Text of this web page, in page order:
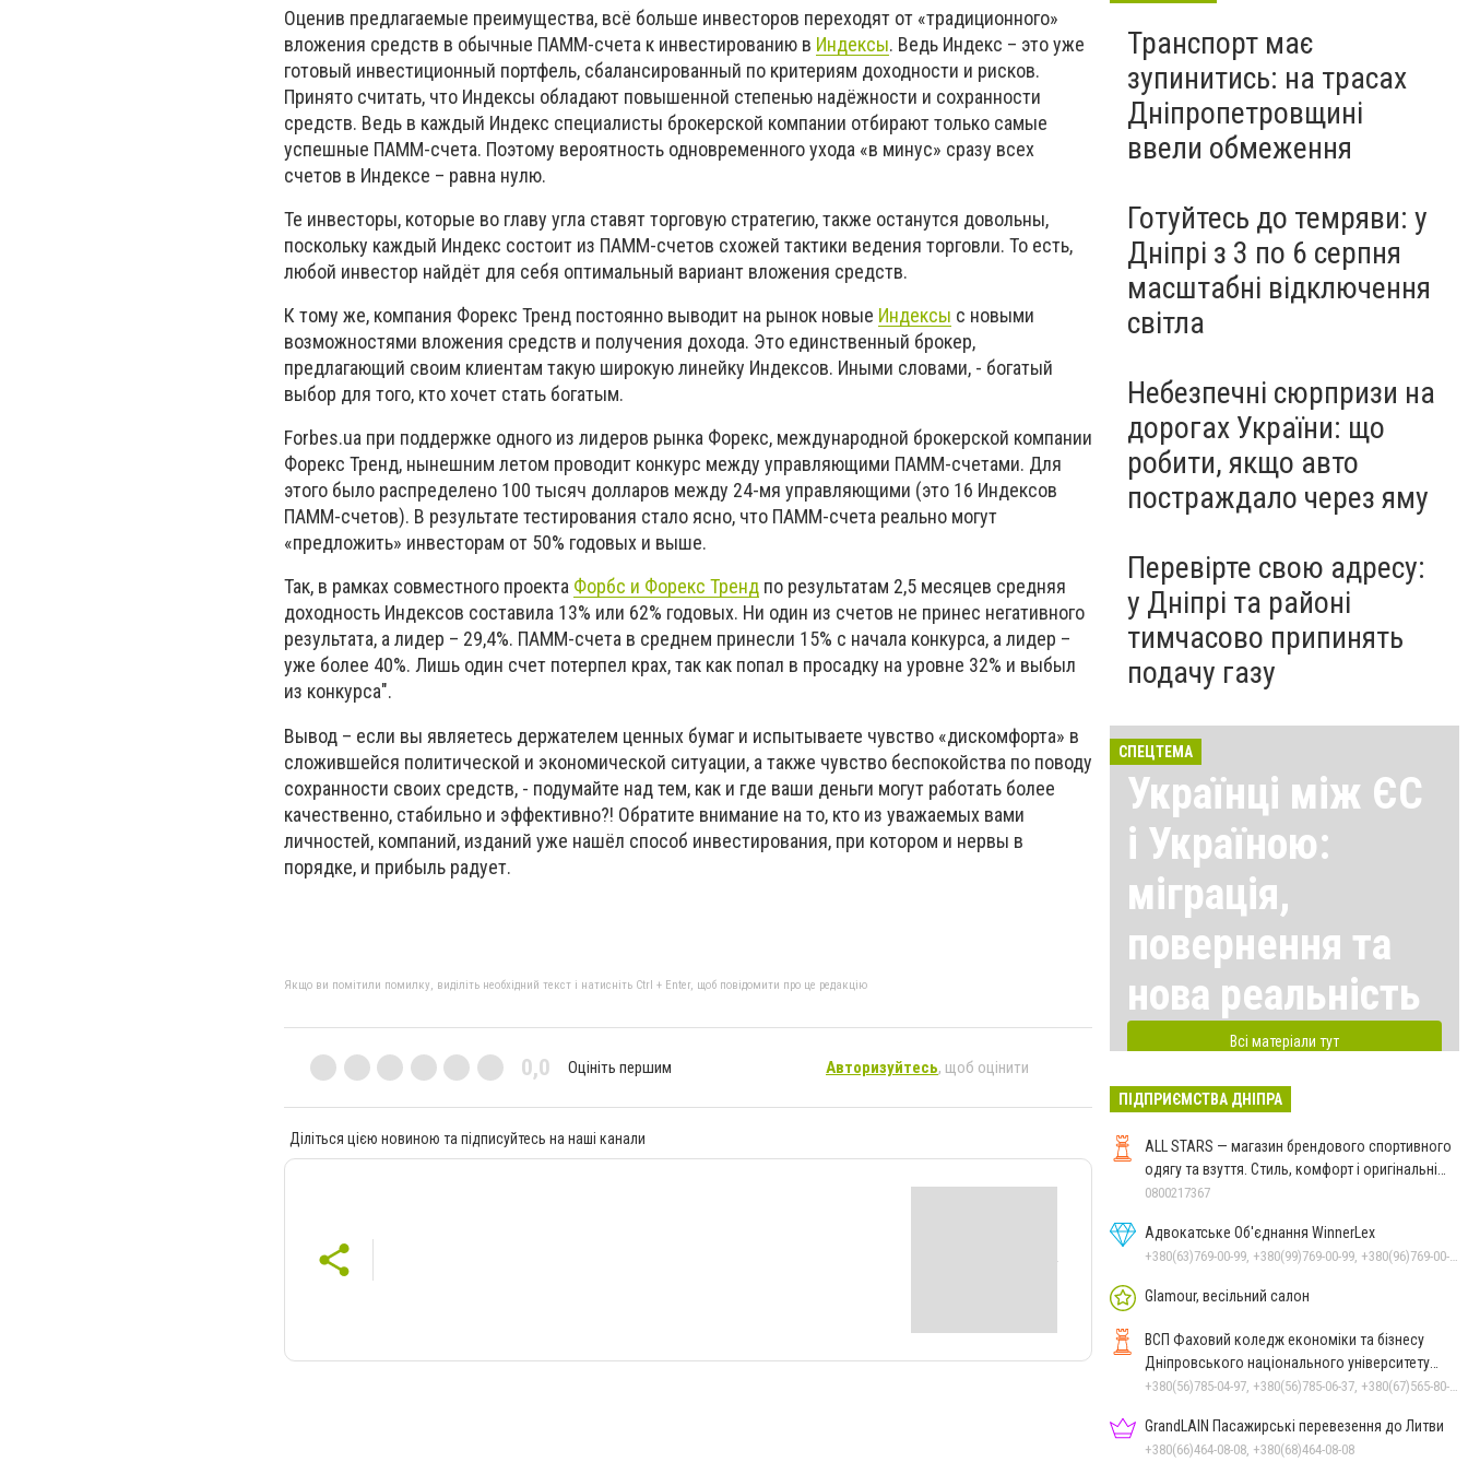
Оценив предлагаемые преимущества, всё больше инвесторов переходят от «традиционного»
вложения средств в обычные ПАММ-счета к инвестированию в Индексы. Ведь Индекс – это уже
готовый инвестиционный портфель, сбалансированный по критериям доходности и рисков.
Принято считать, что Индексы обладают повышенной степенью надёжности и сохранности
средств. Ведь в каждый Индекс специалисты брокерской компании отбирают только самые
успешные ПАММ-счета. Поэтому вероятность одновременного ухода «в минус» сразу всех
счетов в Индексе – равна нулю.
Те инвесторы, которые во главу угла ставят торговую стратегию, также останутся довольны,
поскольку каждый Индекс состоит из ПАММ-счетов схожей тактики ведения торговли. То есть,
любой инвестор найдёт для себя оптимальный вариант вложения средств.
К тому же, компания Форекс Тренд постоянно выводит на рынок новые Индексы с новыми
возможностями вложения средств и получения дохода. Это единственный брокер,
предлагающий своим клиентам такую широкую линейку Индексов. Иными словами, - богатый
выбор для того, кто хочет стать богатым.
Forbes.ua при поддержке одного из лидеров рынка Форекс, международной брокерской компании
Форекс Тренд, нынешним летом проводит конкурс между управляющими ПАММ-счетами. Для
этого было распределено 100 тысяч долларов между 24-мя управляющими (это 16 Индексов
ПАММ-счетов). В результате тестирования стало ясно, что ПАММ-счета реально могут
«предложить» инвесторам от 50% годовых и выше.
Так, в рамках совместного проекта Форбс и Форекс Тренд по результатам 2,5 месяцев средняя
доходность Индексов составила 13% или 62% годовых. Ни один из счетов не принес негативного
результата, а лидер – 29,4%. ПАММ-счета в среднем принесли 15% с начала конкурса, а лидер –
уже более 40%. Лишь один счет потерпел крах, так как попал в просадку на уровне 32% и выбыл
из конкурса".
Вывод – если вы являетесь держателем ценных бумаг и испытываете чувство «дискомфорта» в
сложившейся политической и экономической ситуации, а также чувство беспокойства по поводу
сохранности своих средств, - подумайте над тем, как и где ваши деньги могут работать более
качественно, стабильно и эффективно?! Обратите внимание на то, кто из уважаемых вами
личностей, компаний, изданий уже нашёл способ инвестирования, при котором и нервы в
порядке, и прибыль радует.
Якщо ви помітили помилку, виділіть необхідний текст і натисніть Ctrl + Enter, щоб повідомити про це редакцію
0,0 Оцініть першим Авторизуйтесь, щоб оцінити
Діліться цією новиною та підписуйтесь на наші канали
Транспорт має
зупинитись: на трасах
Дніпропетровщині
ввели обмеження
Готуйтесь до темряви: у
Дніпрі з 3 по 6 серпня
масштабні відключення
світла
Небезпечні сюрпризи на
дорогах України: що
робити, якщо авто
постраждало через яму
Перевірте свою адресу:
у Дніпрі та районі
тимчасово припинять
подачу газу
СПЕЦТЕМА
Українці між ЄС
і Україною:
міграція,
повернення та
нова реальність
Всі матеріали тут
ПІДПРИЄМСТВА ДНІПРА
ALL STARS — магазин брендового спортивного
одягу та взуття. Стиль, комфорт і оригінальні
моделі
0800217367
Адвокатське Об'єднання WinnerLex
Glamour, весільний салон
ВСП Фаховий коледж економіки та бізнесу
Дніпровського національного університету
імені Олеся Гончара
GrandLAIN Пасажирські перевезення до Литви
+380(66)464-08-08, +380(68)464-08-08